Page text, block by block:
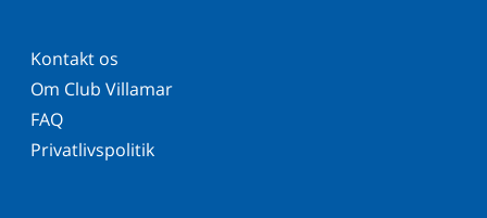
Kontakt os
Om Club Villamar
FAQ
Privatlivspolitik